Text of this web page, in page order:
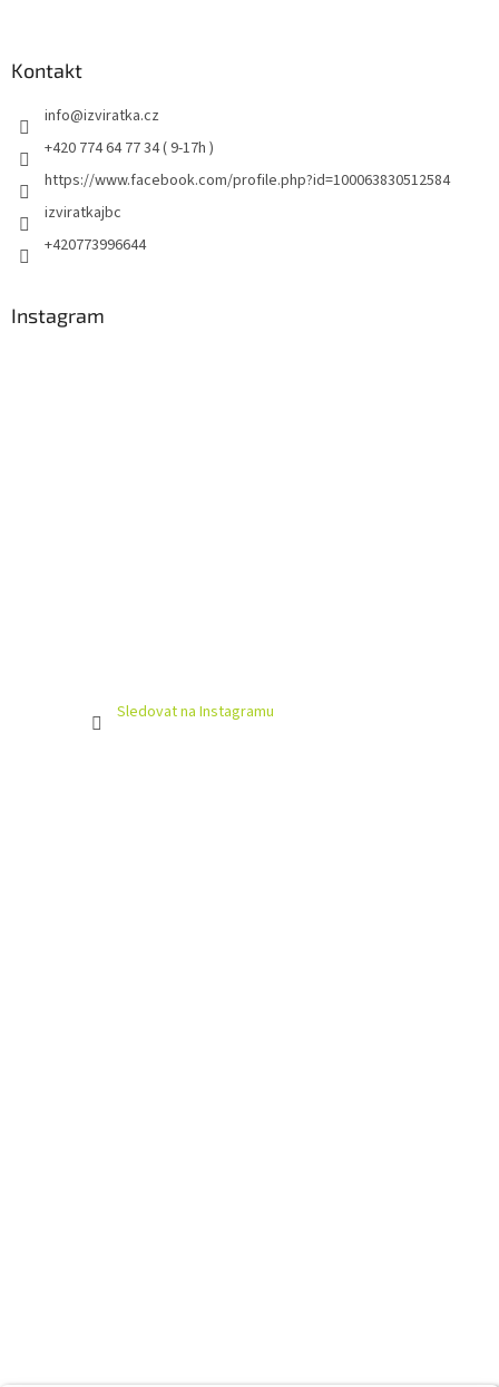
Kontakt
info@izviratka.cz
+420 774 64 77 34 ( 9-17h )
https://www.facebook.com/profile.php?id=100063830512584
izviratkajbc
+420773996644
Instagram
Sledovat na Instagramu